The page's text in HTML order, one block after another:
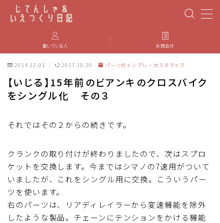
PBP(Paris-Brest-Paris)
エベレスティング
パーツのインプレ・カスタマイズ
iGPSPORT
カステリ
ブルベ装備
書いている人 お問合せ
2014.12.01 2017.10.20 パーツのインプレ・カスタマイズ
【いじる】15年前のビアンキのクロスバイク
をシングル化 その３
それではその２からの続きです。
クランクの取り付けが終わりましたので、次はスプロ
ケットを交換します。今まではシマノの7速用がついて
いましたが、これをシングル用に交換。こういうパー
ツを使います。
右のパーツは、リアディレイラーから変速機能を除外
したような製品。チェーンにテンションをかける機能